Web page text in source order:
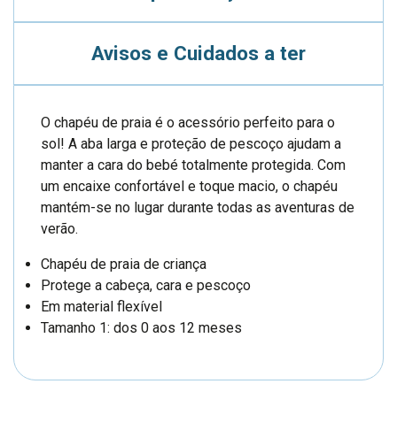
Avisos e Cuidados a ter
O chapéu de praia é o acessório perfeito para o
sol! A aba larga e proteção de pescoço ajudam a
manter a cara do bebé totalmente protegida. Com
um encaixe confortável e toque macio, o chapéu
mantém-se no lugar durante todas as aventuras de
verão.
Chapéu de praia de criança
Protege a cabeça, cara e pescoço
Em material flexível
Tamanho 1: dos 0 aos 12 meses